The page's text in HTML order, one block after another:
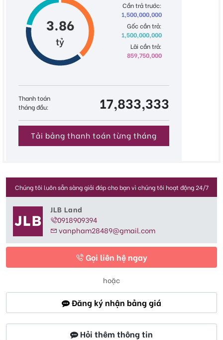
3.86
tỷ
Cần trả trước:
1,500,000,000
Gốc cần trả:
1,500,000,000
Lãi cần trả:
859,750,000
Thanh toán
tháng đầu:
17,833,333
Tải bảng thanh toán từng tháng
Chúng tôi luôn sẵn sàng giải đáp cho bạn vì chúng tôi hoạt động 24/7
JLB Land
0918909394
vanpham28489@gmail.com
Gọi liên hệ ngay
hoặc
Đăng ký nhận bảng giá
Hỏi thêm thông tin